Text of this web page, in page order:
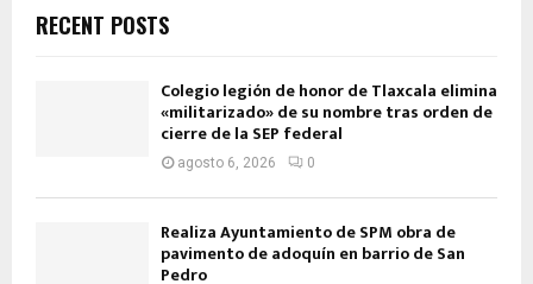
RECENT POSTS
Colegio legión de honor de Tlaxcala elimina
«militarizado» de su nombre tras orden de
cierre de la SEP federal
agosto 6, 2026 0
Realiza Ayuntamiento de SPM obra de
pavimento de adoquín en barrio de San
Pedro